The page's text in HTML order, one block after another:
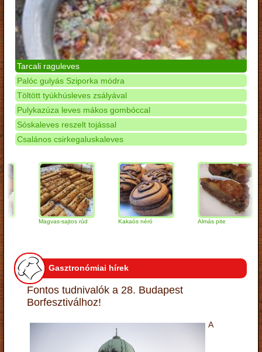
Tarcali raguleves
Palóc gulyás Sziporka módra
Töltött tyúkhúsleves zsályával
Pulykazúza leves mákos gombóccal
Sóskaleves reszelt tojással
Csalános csirkegaluskaleves
Magvas-sajtos rúd Kakaós néró Almás pite
Gasztronómiai hírek
Fontos tudnivalók a 28. Budapest
Borfesztiválhoz!
A